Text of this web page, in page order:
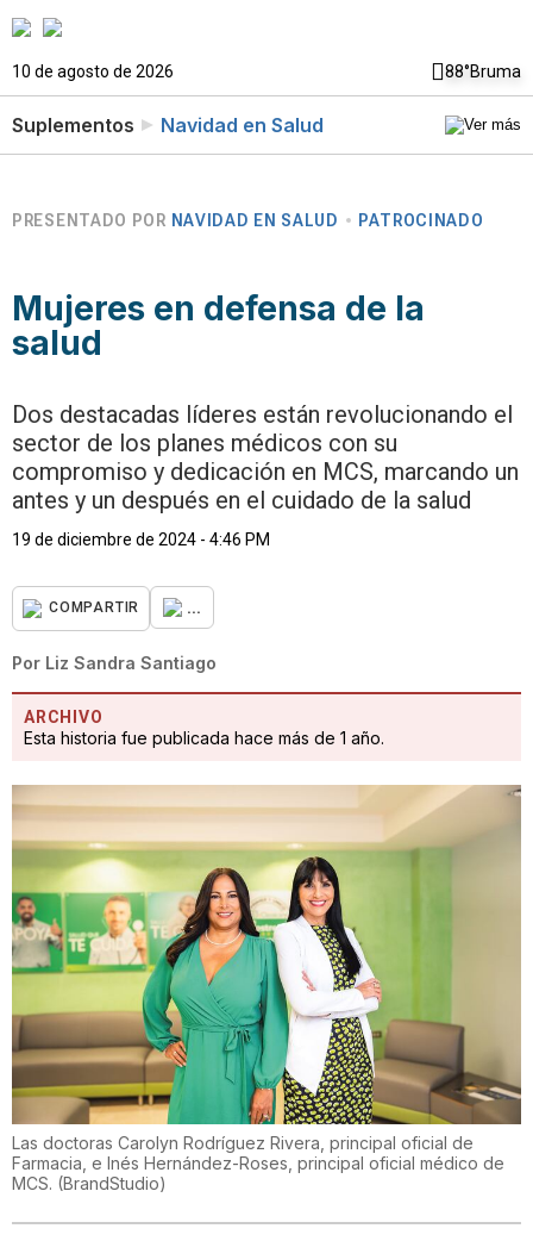
10 de agosto de 2026 88°Bruma
Suplementos Navidad en Salud
PRESENTADO POR NAVIDAD EN SALUD PATROCINADO
Mujeres en defensa de la
salud
Dos destacadas líderes están revolucionando el
sector de los planes médicos con su
compromiso y dedicación en MCS, marcando un
antes y un después en el cuidado de la salud
19 de diciembre de 2024 - 4:46 PM
COMPARTIR ...
Por Liz Sandra Santiago
ARCHIVO
Esta historia fue publicada hace más de 1 año.
Las doctoras Carolyn Rodríguez Rivera, principal oficial de
Farmacia, e Inés Hernández-Roses, principal oficial médico de
MCS. (BrandStudio)